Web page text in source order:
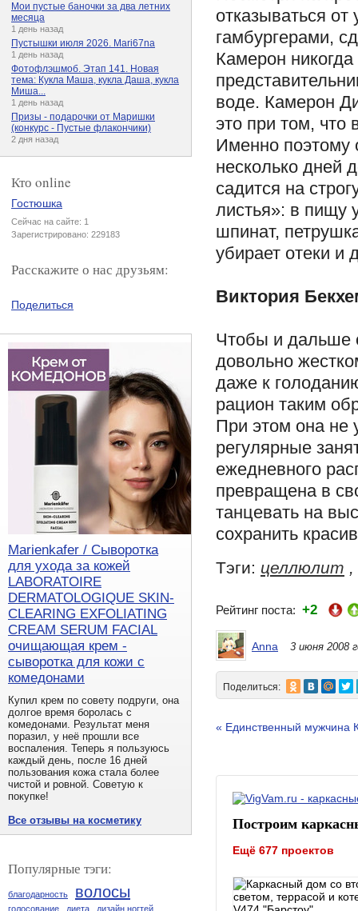
отказываться
гамбургерами,
Камерон
воде. Камерон
это при том, что
Именно поэтому
несколько дней
садится на
листья»: в пищу
шпинат,
убирает отеки и
Виктория
Чтобы и дальше
довольно
даже к
рацион таким
При этом она не
регулярные
ежедневного
превращена в
танцевать на
сохранить
Тэги: целлюлит ,
Рейтинг поста: +2
Anna 3 июня 2008
Поделиться:
« Единственный мужчина
Построим
Ещё 677 проектов
Мои пустые баночки за два летних
месяца
1 день назад
Пустышки июля 2026. Mari67na
1 день назад
Фотофлэшмоб. Этап 141. Новая
тема: Кукла Маша, кукла Даша, кукла
Миша...
1 день назад
Призы - подарочки от Маришки
(конкурс - Пустые флакончики)
2 дня назад
Кто online
Гостюшка
Сейчас на сайте: 1
Зарегистрировано: 229183
Расскажите о нас друзьям:
Поделиться
Marienkafer / Сыворотка
для ухода за кожей
LABORATOIRE
DERMATOLOGIQUE SKIN-
CLEARING EXFOLIATING
CREAM SERUM FACIAL
очищающая крем -
сыворотка для кожи с
комедонами
Купил крем по совету подруги, она
долгое время боролась с
комедонами. Результат меня
поразил, у неё прошли все
воспаления. Теперь я пользуюсь
каждый день, после 16 дней
пользования кожа стала более
чистой и ровной. Советую к
покупке!
Все отзывы на косметику
Популярные тэги:
благодарность волосы
голосование диета дизайн ногтей